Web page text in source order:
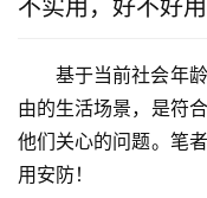
不实用，好不好
基于当前社会年
由的生活场景，是符
他们关心的问题。笔
用安防！